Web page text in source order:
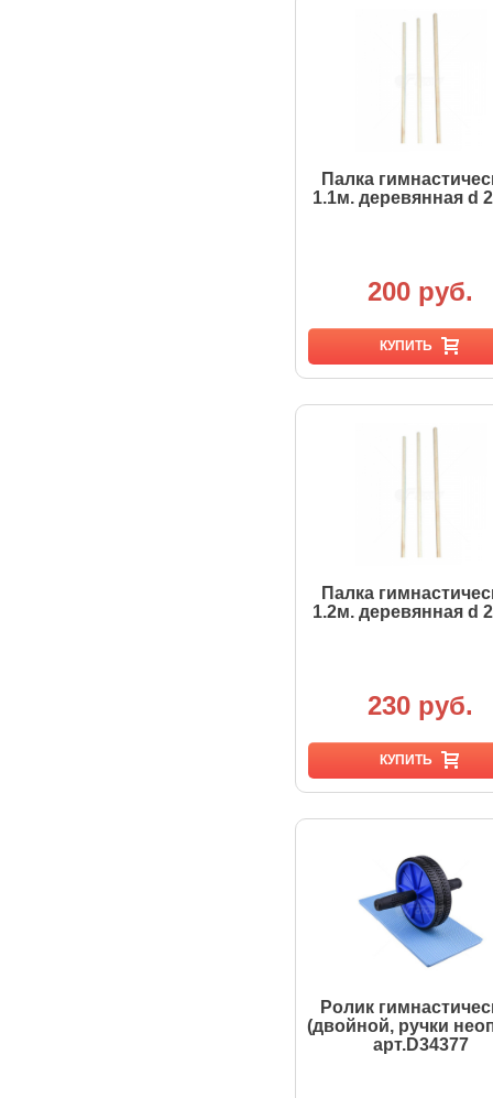
Палка
1.1м. деревянная d
200 руб.
КУПИТЬ
Палка
1.2м. деревянная d
230 руб.
КУПИТЬ
Ролик
(двойной, ручки
арт.D34377